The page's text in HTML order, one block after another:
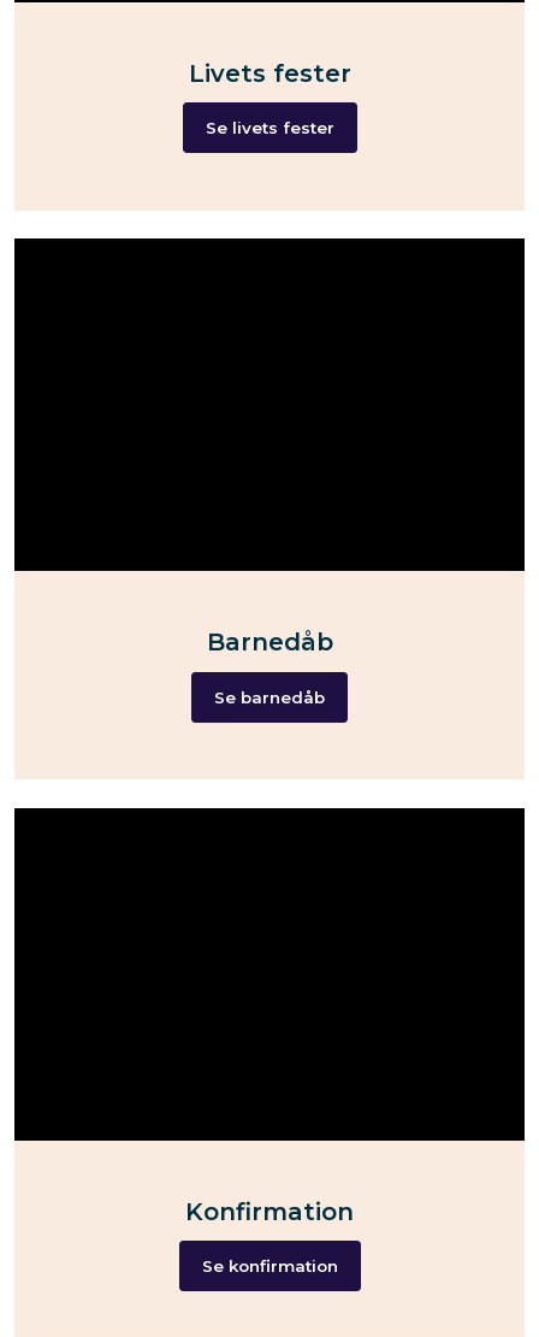
Livets fester
Se livets fester
Barnedåb
Se barnedåb
Konfirmation
Se konfirmation